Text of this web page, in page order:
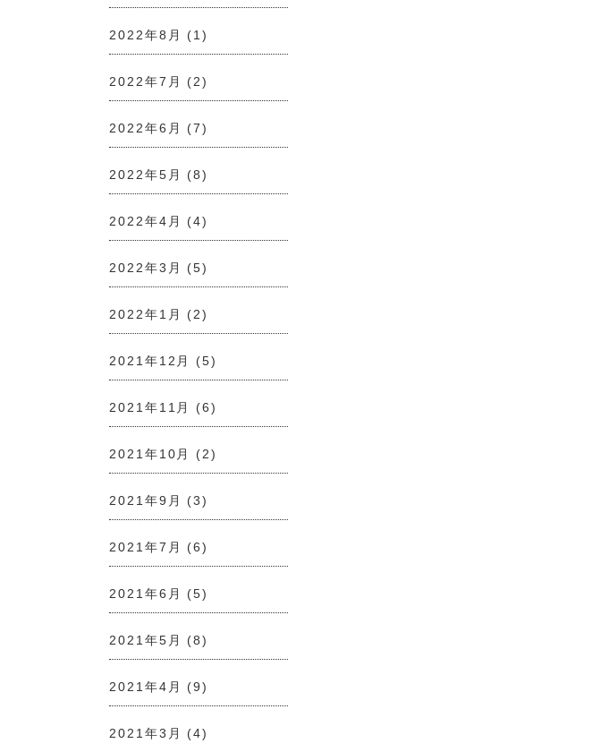
2022年8月 (1)
2022年7月 (2)
2022年6月 (7)
2022年5月 (8)
2022年4月 (4)
2022年3月 (5)
2022年1月 (2)
2021年12月 (5)
2021年11月 (6)
2021年10月 (2)
2021年9月 (3)
2021年7月 (6)
2021年6月 (5)
2021年5月 (8)
2021年4月 (9)
2021年3月 (4)